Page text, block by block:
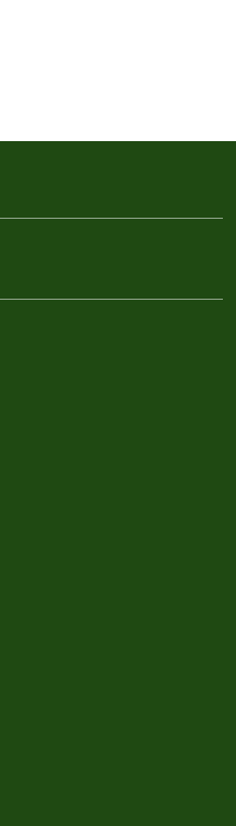
και ειδικά σε περιόδους